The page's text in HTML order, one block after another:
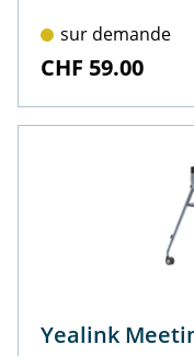
sur demande
CHF 59.00
Yealink